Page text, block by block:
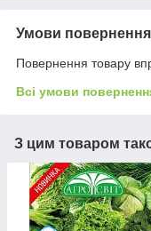
Умови повернення
Повернення товару
Всі умови
З цим товаром